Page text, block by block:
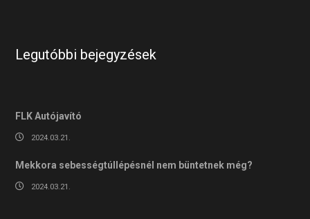
Legutóbbi bejegyzések
FLK Autójavító
2024.03.21.
Mekkora sebességtúllépésnél nem büntetnek még?
2024.03.21.